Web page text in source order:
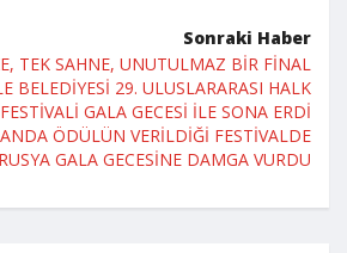
Sonraki Haber
TEK SAHNE, UNUTULMAZ BİR FİNAL
BELEDİYESİ 29. ULUSLARARASI HALK
GALA GECESİ İLE SONA ERDİ
ÖDÜLÜN VERİLDİĞİ FESTİVALDE
RUSYA GALA GECESİNE DAMGA VURDU